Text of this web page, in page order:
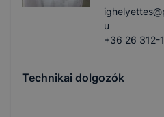
u
+36 26 312-
Technikai dolgozók